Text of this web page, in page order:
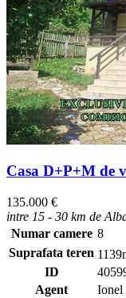
Casa D+P+M de
135.000 €
intre 15 - 30 km de
Numar camere 8
Suprafata teren
ID
Agent
Ionel